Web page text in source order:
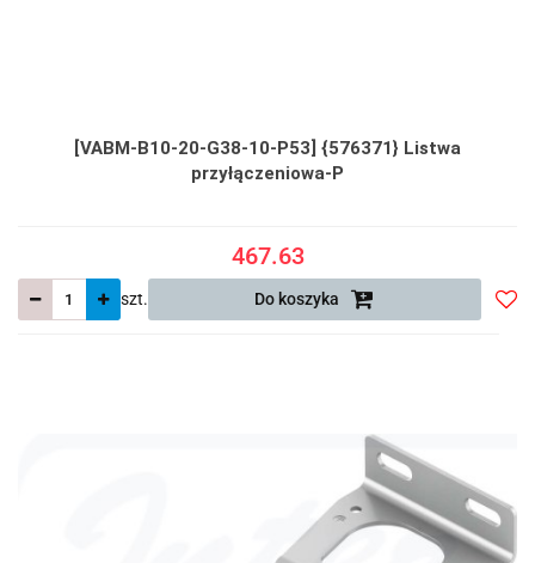
[VABM-B10-20-G38-10-P53] {576371} Listwa
przyłączeniowa-P
467.63
szt. Do koszyka